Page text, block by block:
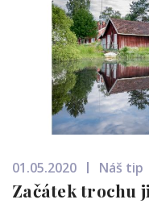
01.05.2020 Náš tip
Začátek trochu